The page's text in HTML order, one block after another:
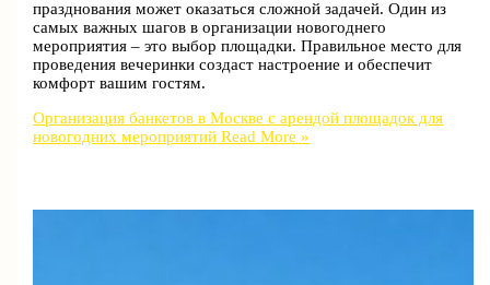
празднования может оказаться сложной задачей. Один из
самых важных шагов в организации новогоднего
мероприятия – это выбор площадки. Правильное место для
проведения вечеринки создаст настроение и обеспечит
комфорт вашим гостям.
Организация банкетов в Москве с арендой площадок для
новогодних мероприятий Read More »